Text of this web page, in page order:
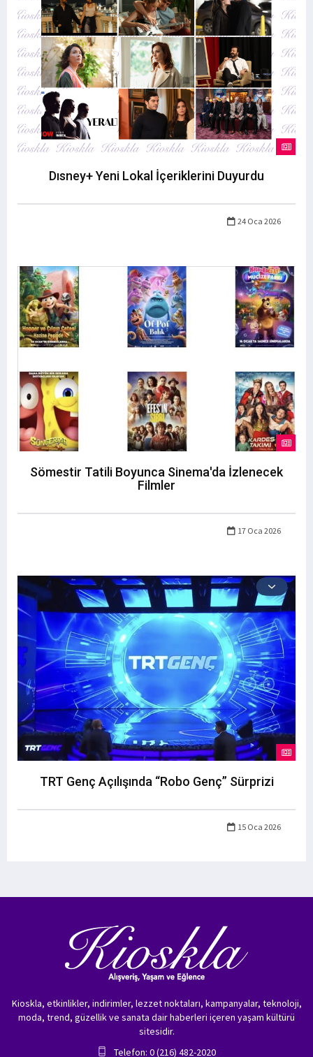
Dısney+ Yeni Lokal İçeriklerini Duyurdu
24 Oca 2026
Sömestir Tatili Boyunca Sinema'da İzlenecek
Filmler
17 Oca 2026
TRT Genç Açılışında “Robo Genç” Sürprizi
15 Oca 2026
Kioskla, etkinlikler, indirimler, lezzet noktaları, kampanyalar, teknoloji,
moda, trend, güzellik ve sanata dair haberleri içeren yaşam kültürü
sitesidir.
Telefon: 0 (216) 482-2020